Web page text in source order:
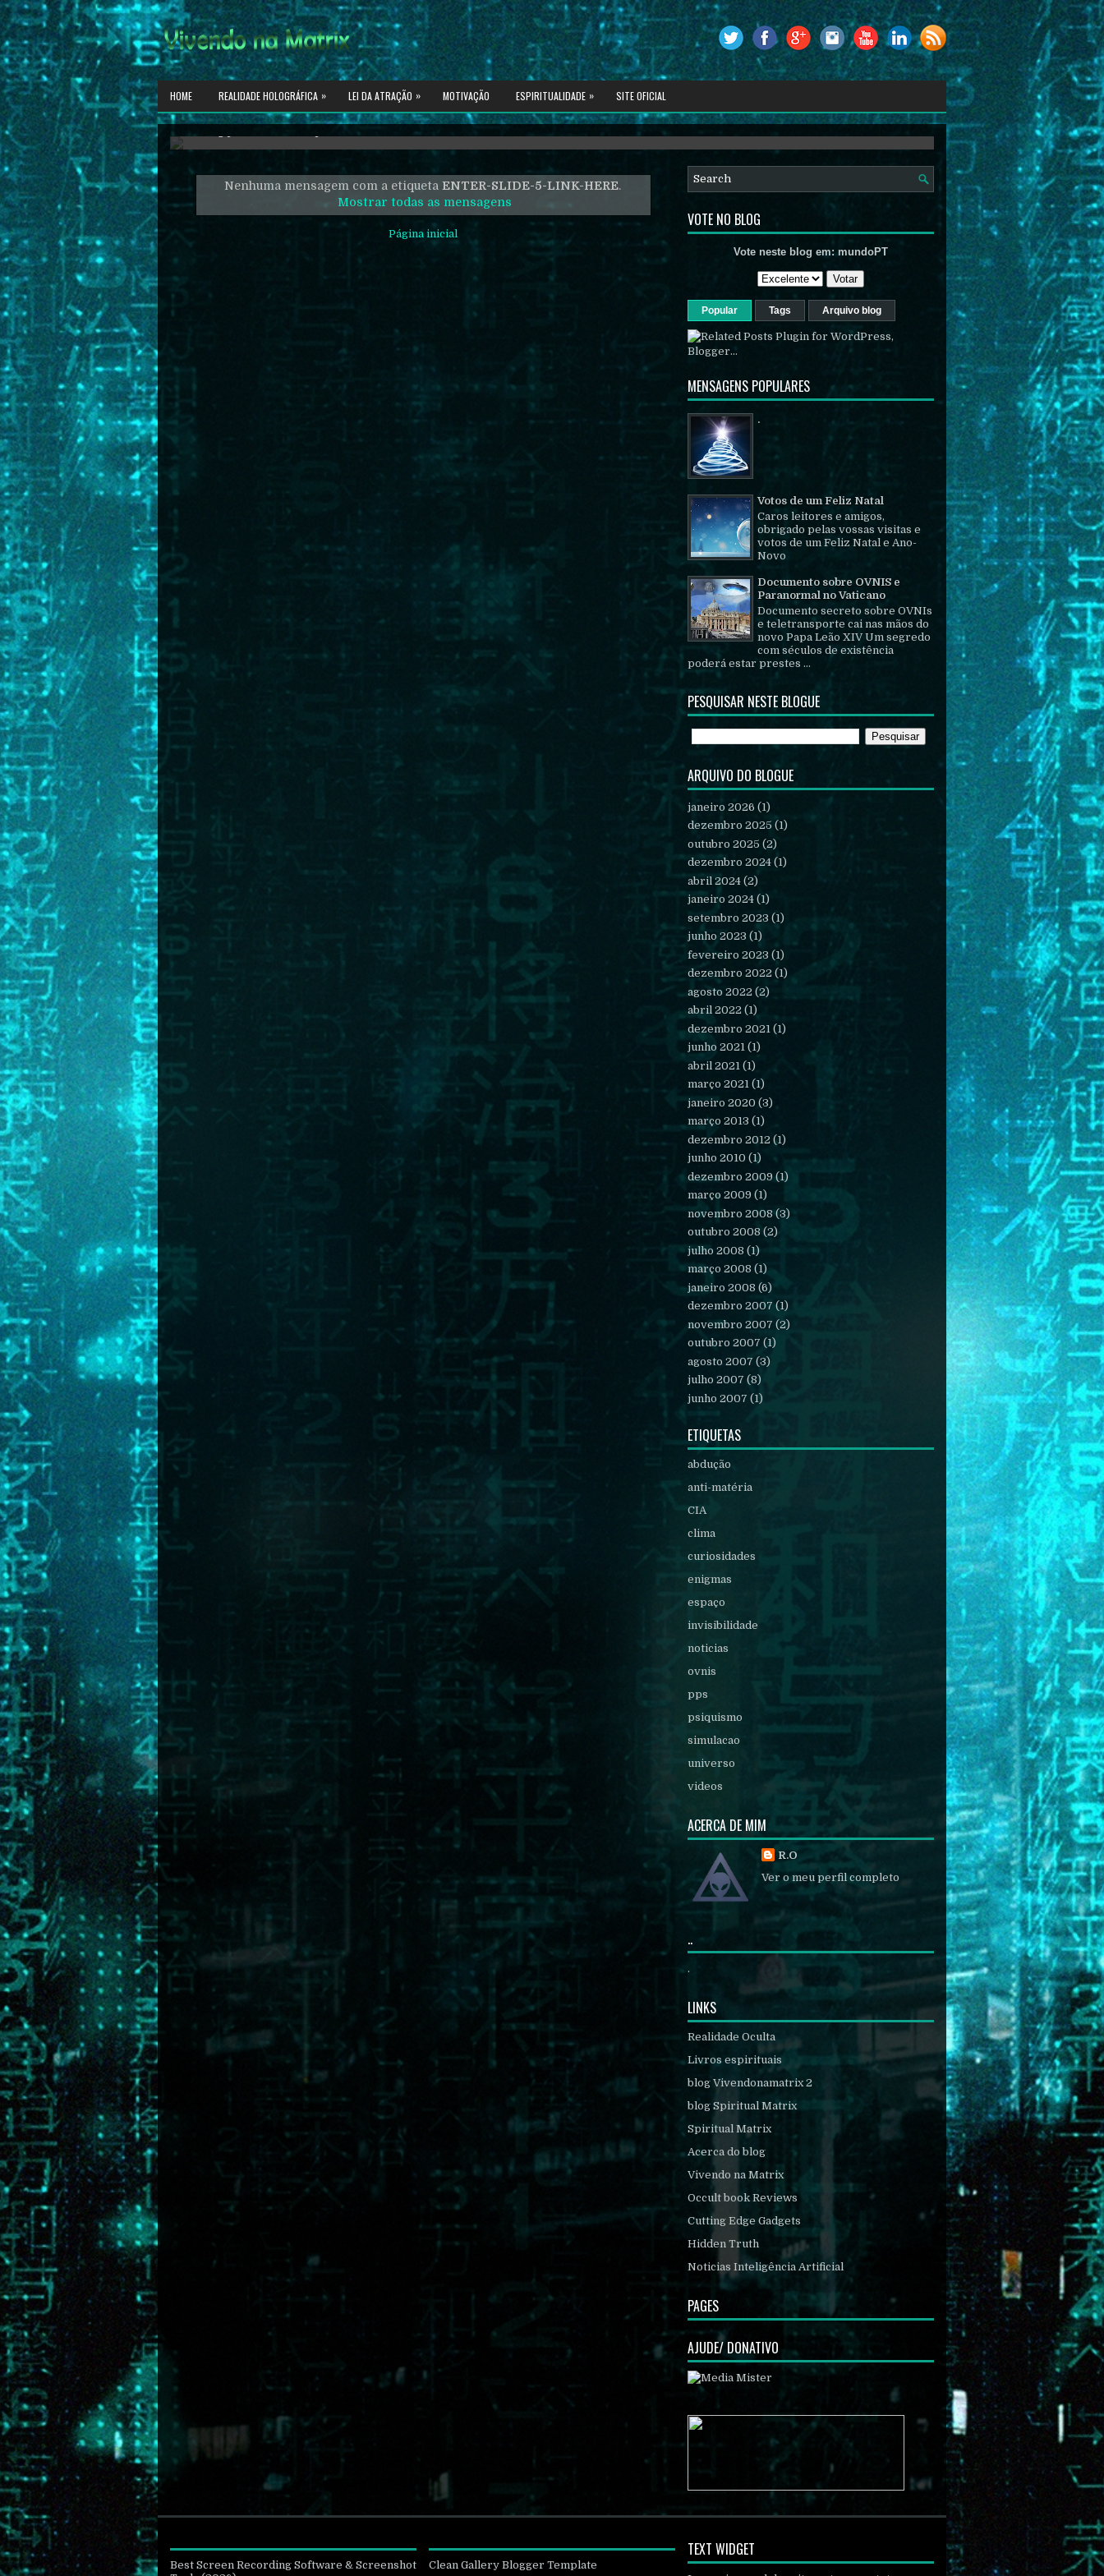
HOME REALIDADE HOLOGRÁFICA » LEI DA ATRAÇÃO » MOTIVAÇÃO ESPIRITUALIDADE » SITE OFICIAL
Reflexões sobre temas profundos, espiritualidade avançada.
Nenhuma mensagem com a etiqueta ENTER-SLIDE-5-LINK-HERE.
Mostrar todas as mensagens
Página inicial
VOTE NO BLOG
Vote neste blog em: mundoPT
Popular Tags Arquivo blog
MENSAGENS POPULARES
.
Votos de um Feliz Natal
Caros leitores e amigos,
obrigado pelas vossas visitas e
votos de um Feliz Natal e Ano-
Novo
Documento sobre OVNIS e
Paranormal no Vaticano
Documento secreto sobre OVNIs
e teletransporte cai nas mãos do
novo Papa Leão XIV Um segredo
com séculos de existência
poderá estar prestes ...
PESQUISAR NESTE BLOGUE
ARQUIVO DO BLOGUE
janeiro 2026 (1)
dezembro 2025 (1)
outubro 2025 (2)
dezembro 2024 (1)
abril 2024 (2)
janeiro 2024 (1)
setembro 2023 (1)
junho 2023 (1)
fevereiro 2023 (1)
dezembro 2022 (1)
agosto 2022 (2)
abril 2022 (1)
dezembro 2021 (1)
junho 2021 (1)
abril 2021 (1)
março 2021 (1)
janeiro 2020 (3)
março 2013 (1)
dezembro 2012 (1)
junho 2010 (1)
dezembro 2009 (1)
março 2009 (1)
novembro 2008 (3)
outubro 2008 (2)
julho 2008 (1)
março 2008 (1)
janeiro 2008 (6)
dezembro 2007 (1)
novembro 2007 (2)
outubro 2007 (1)
agosto 2007 (3)
julho 2007 (8)
junho 2007 (1)
ETIQUETAS
abdução
anti-matéria
CIA
clima
curiosidades
enigmas
espaço
invisibilidade
noticias
ovnis
pps
psiquismo
simulacao
universo
videos
ACERCA DE MIM
R.O
Ver o meu perfil completo
..
.
LINKS
Realidade Oculta
Livros espirituais
blog Vivendonamatrix 2
blog Spiritual Matrix
Spiritual Matrix
Acerca do blog
Vivendo na Matrix
Occult book Reviews
Cutting Edge Gadgets
Hidden Truth
Noticias Inteligência Artificial
PAGES
AJUDE/ DONATIVO
Best Screen Recording Software & Screenshot
Clean Gallery Blogger Template
TEXT WIDGET